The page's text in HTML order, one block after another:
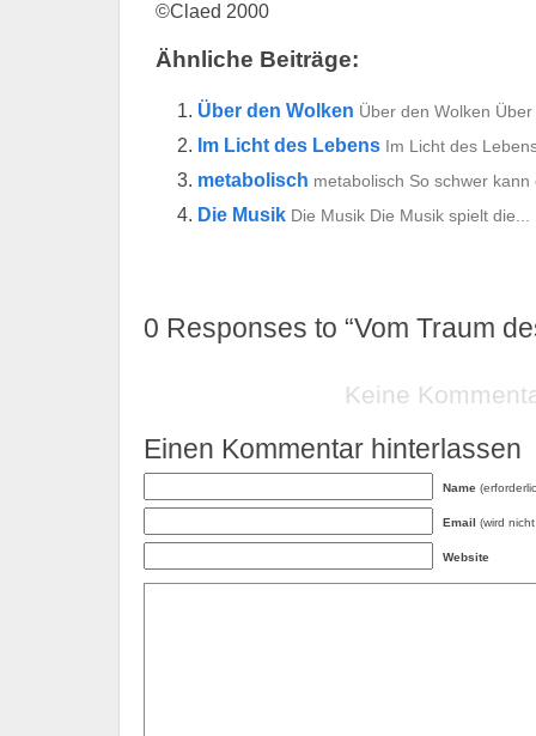
©Claed 2000
Ähnliche Beiträge:
Über den Wolken Über den Wolken
Im Licht des Lebens Im Licht des
metabolisch metabolisch So schwer kann
Die Musik Die Musik Die Musik spielt die...
0 Responses to “Vom Traum
Keine
Einen Kommentar hinterlassen
Name
Email (wird
Website